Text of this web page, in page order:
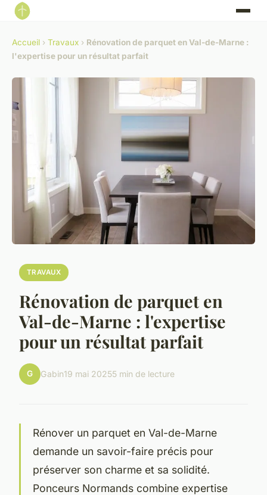
Accueil › Travaux › Rénovation de parquet en Val-de-Marne :
l'expertise pour un résultat parfait
TRAVAUX
Rénovation de parquet en
Val-de-Marne : l'expertise
pour un résultat parfait
G Gabin19 mai 20255 min de lecture
Rénover un parquet en Val-de-Marne
demande un savoir-faire précis pour
préserver son charme et sa solidité.
Ponceurs Normands combine expertise